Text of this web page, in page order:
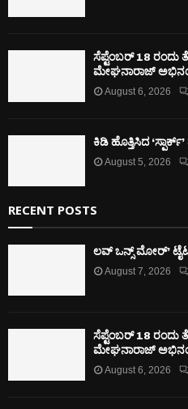
ಸೆಪ್ಟೆಂಬರ್ 18 ರಂದು
ಮೇಘನಾರಾಜ್
August 6, 2026
ಕಿಡಿ‌‌ ಹೊತ್ತಿಸಿದ
August 5, 2026
RECENT POSTS
ಲವ್ ಒನ್ಸ್ ಮೋರ್’
August 7, 2026
ಸೆಪ್ಟೆಂಬರ್ 18 ರಂದು
ಮೇಘನಾರಾಜ್
August 6, 2026